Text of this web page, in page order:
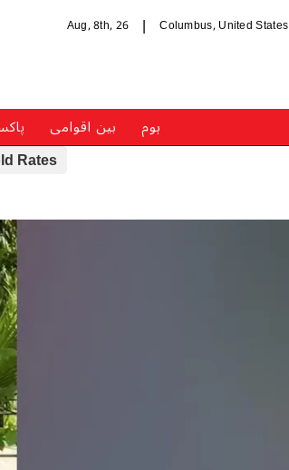
Columbus, United States
Aug, 8th, 26
ہوم بین اقوامی
Rates